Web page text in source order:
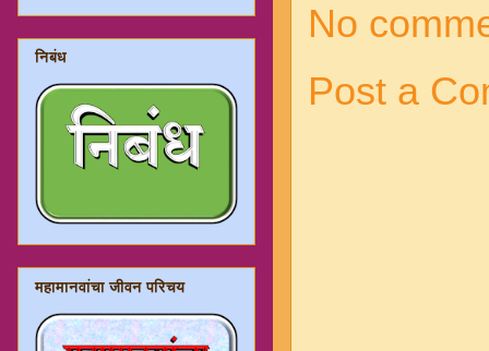
No
Post a
निबंध
महामानवांचा जीवन परिचय